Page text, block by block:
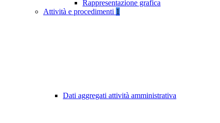
Rappresentazione grafica
Attività e procedimenti 1
Dati aggregati attività amministrativa